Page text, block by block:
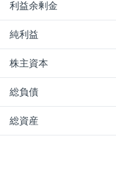
利益余剰金
純利益
株主資本
総負債
総資産